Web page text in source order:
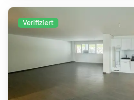
Verifiziert